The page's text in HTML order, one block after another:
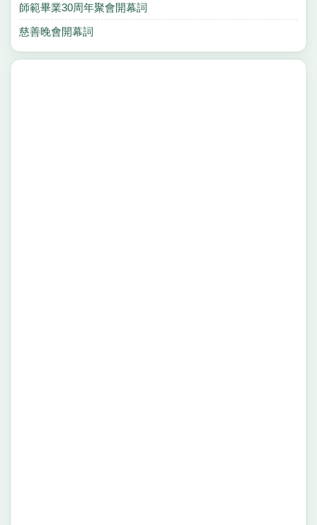
師範畢業30周年聚會開幕詞
慈善晚會開幕詞